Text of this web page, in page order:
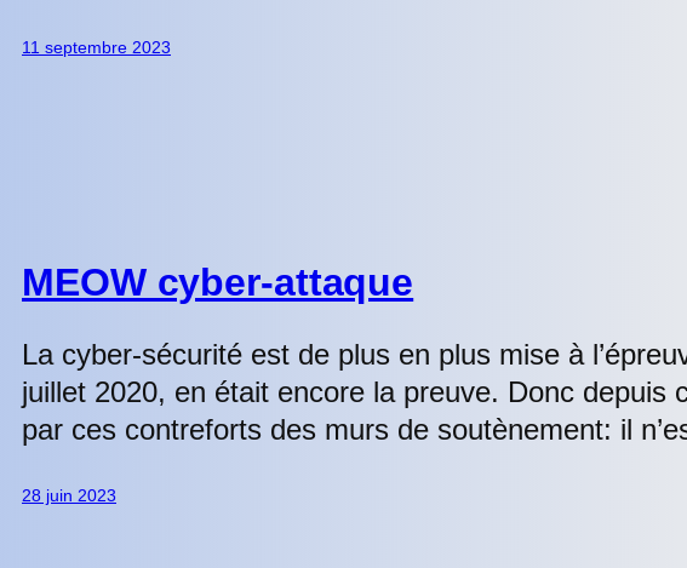
11 septembre 2023
MEOW cyber-attaque
La cyber-sécurité est de plus en plus mise à
juillet 2020, en était encore la preuve. Donc depuis
par ces contreforts des murs de soutènement: il
28 juin 2023